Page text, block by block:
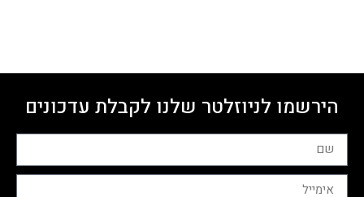
הירשמו לניוזלטר שלנו לקבלת עדכונים